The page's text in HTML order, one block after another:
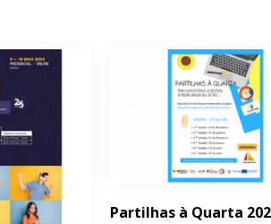
Partilhas à Quarta